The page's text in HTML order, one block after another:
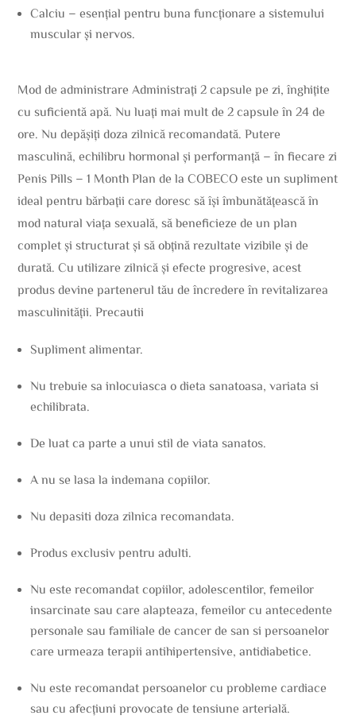
Calciu – esențial pentru buna funcționare a sistemului
muscular și nervos.
Mod de administrare Administrați 2 capsule pe zi, înghițite
cu suficientă apă. Nu luați mai mult de 2 capsule în 24 de
ore. Nu depășiți doza zilnică recomandată. Putere
masculină, echilibru hormonal și performanță – în fiecare zi
Penis Pills – 1 Month Plan de la COBECO este un supliment
ideal pentru bărbații care doresc să își îmbunătățească în
mod natural viața sexuală, să beneficieze de un plan
complet și structurat și să obțină rezultate vizibile și de
durată. Cu utilizare zilnică și efecte progresive, acest
produs devine partenerul tău de încredere în revitalizarea
masculinității. Precautii
Supliment alimentar.
Nu trebuie sa inlocuiasca o dieta sanatoasa, variata si
echilibrata.
De luat ca parte a unui stil de viata sanatos.
A nu se lasa la indemana copiilor.
Nu depasiti doza zilnica recomandata.
Produs exclusiv pentru adulti.
Nu este recomandat copiilor, adolescentilor, femeilor
insarcinate sau care alapteaza, femeilor cu antecedente
personale sau familiale de cancer de san si persoanelor
care urmeaza terapii antihipertensive, antidiabetice.
Nu este recomandat persoanelor cu probleme cardiace
sau cu afecțiuni provocate de tensiune arterială.